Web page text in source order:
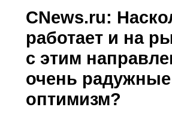
CNews.ru:
работает и на
с этим
очень
оптимизм?